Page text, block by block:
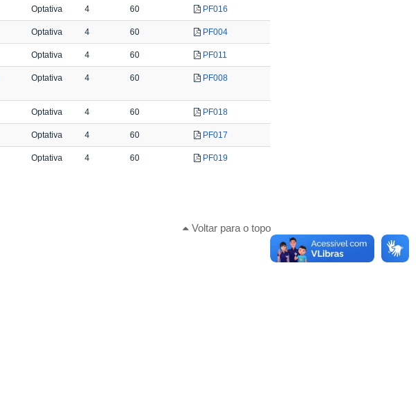
Optativa 4 60 PF016
Optativa 4 60 PF004
Optativa 4 60 PF011
Optativa 4 60 PF008
Optativa 4 60 PF018
Optativa 4 60 PF017
Optativa 4 60 PF019
Voltar para o topo